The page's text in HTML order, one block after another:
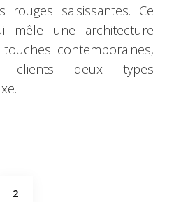
saisissantes. Ce
mêle une architecture
contemporaines,
deux types
PAGE
2